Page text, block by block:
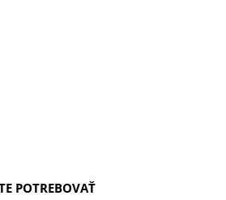
POTREBOVAŤ